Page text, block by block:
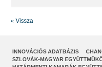
« Vissza
INNOVÁCIÓS ADATBÁZIS
SZLOVÁK-MAGYAR